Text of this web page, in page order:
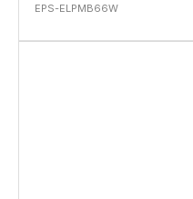
EPS-ELPMB66W